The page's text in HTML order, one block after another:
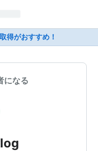
得がおすすめ！
になる